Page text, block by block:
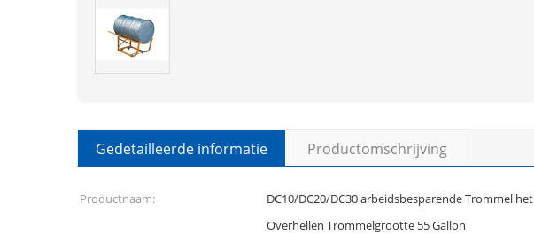
Gedetailleerde informatie Productomschrijving
Productnaam:
DC10/DC20/DC30 arbeidsbesparende Trommel het
Overhellen Trommelgrootte 55 Gallon